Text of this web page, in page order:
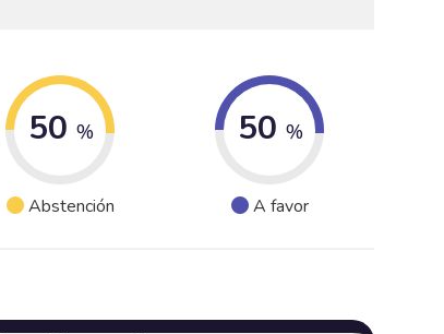
50 %
Abstención
50 %
A favor